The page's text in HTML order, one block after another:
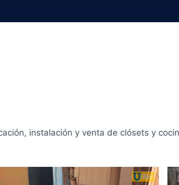
instalación y venta de clósets y